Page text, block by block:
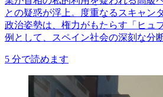
との疑惑が浮上。度重なるスキャン
政治姿勢は、権力がもたらす「ヒュ
例として、スペイン社会の深刻な分
5 分で読めます